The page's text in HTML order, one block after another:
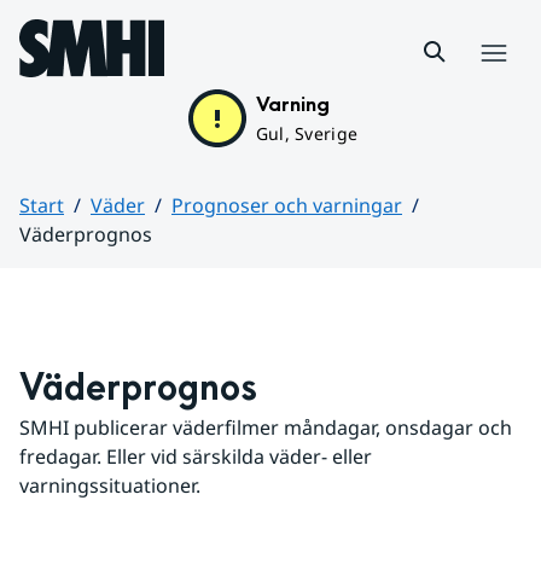
Hoppa till sidans innehåll
Varning
Gul, Sverige
Start Väder
Prognoser och varningar
Väderprognos
Väderprognos
SMHI publicerar väderfilmer måndagar, onsdagar och
fredagar. Eller vid särskilda väder- eller
varningssituationer.